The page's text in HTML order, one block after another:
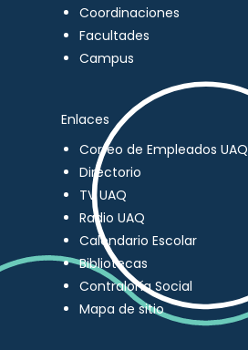
Coordinaciones
Facultades
Campus
Enlaces
Correo de Empleados UAQ
Directorio
TV UAQ
Radio UAQ
Calendario Escolar
Bibliotecas
Contraloría Social
Mapa de sitio